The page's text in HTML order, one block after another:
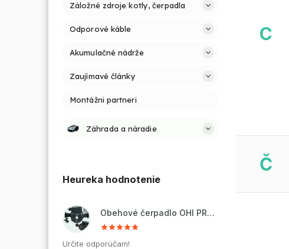
Záložné zdroje kotly, čerpadla
Odporové káble
Akumulačné nádrže
Zaujímavé články
Montážni partneri
Záhrada a náradie
Heureka hodnotenie
Obehové čerpadlo OHI PRO 32-60/180 pre kúrenie a cirkuláciu vody
Určite odporúčam!
C
Č